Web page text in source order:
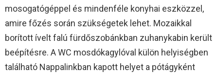
mosogatógéppel és mindenféle konyhai eszközzel,
amire főzés során szükségetek lehet. Mozaikkal
borított ívelt falú fürdőszobánkban zuhanykabin került
beépítésre. A WC mosdókagylóval külön helyiségben
található Nappalinkban kapott helyet a pótágyként